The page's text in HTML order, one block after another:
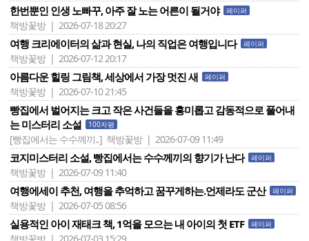
한번뿐인 인생 노빠꾸, 아주 잘 노는 어른이 될거야 페이퍼
책방꽃방 | 2026-07-18 20:27
여행 크리에이터의 삶과 현실, 나의 직업은 여행입니다 페이퍼
책방꽃방 | 2026-07-12 20:17
아름다운 힐링 그림책, 세상에서 가장 멋진 새 페이퍼
책방꽃방 | 2026-07-10 21:45
빵집에서 벌어지는 크고 작은 사건들을 흥미롭고 감동적으로 풀어내
는 미스터리 소설
100자평
[빵집에서는 수수께끼..] 책방꽃방 | 2026-07-09 11:49
코지미스터리 소설, 빵집에서는 수수께끼의 향기가 난다 페이퍼
책방꽃방 | 2026-07-09 11:40
여행에세이 추천, 여행을 추억하고 꿈꾸게하는.언제라도 군산 페이퍼
책방꽃방 | 2026-07-05 08:56
실용적인 아이 재태크 책, 1억을 모으는 내 아이의 첫 ETF 페이퍼